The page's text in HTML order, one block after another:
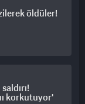
öldüler!
korkutuyor'